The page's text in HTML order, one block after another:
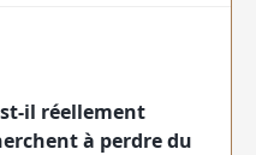
il réellement
à perdre du